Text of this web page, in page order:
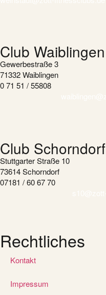
Club Waiblingen
Gewerbestraße 3
71332 Waiblingen
0 71 51 / 55808
Club Schorndorf
Stuttgarter Straße 10
73614 Schorndorf
07181 / 60 67 70
Rechtliches
Kontakt
Impressum